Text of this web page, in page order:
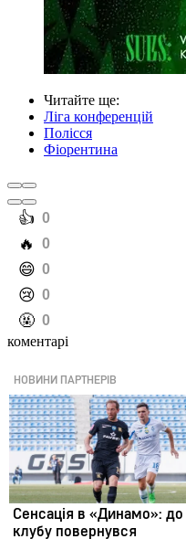
Читайте ще:
Ліга конференцій
Полісся
Фіорентина
️👍 0
️🔥 0
️😄 0
️😢 0
️🤬 0
коментарі